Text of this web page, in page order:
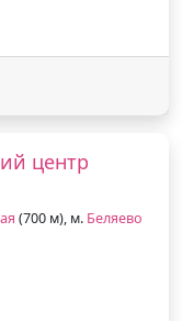
центр
(700 м), м. Беляево